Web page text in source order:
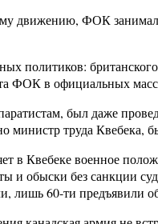
движению, ФОК
политиков:
ФОК в официальных
был даже
министр труда Квебека,
в Квебеке военное
и обыски без санкции
лишь 60-ти предъявили